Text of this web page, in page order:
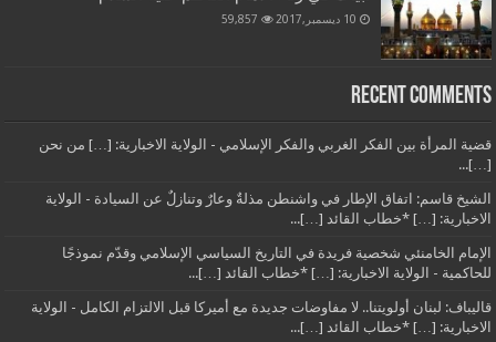
10 ديسمبر,2017 59,857
Recent Comments
قضية المرأة بين الفكر الغربي والفكر الإسلامي - الولاية الاخبارية: […] من نحن
[…]...
الشيخ قاسم: اتفاق الإطار في واشنطن مذلةٌ وعارٌ وتنازلٌ عن السيادة - الولاية
الاخبارية: […] *خطاب القائد […]...
الإمام الخامنئي شخصية فريدة في التاريخ السياسي الإسلامي وقدّم نموذجًا
للحاكمية - الولاية الاخبارية: […] *خطاب القائد […]...
قاليباف: لبنان أولويتنا.. لا مفاوضات جديدة مع أميركا قبل الالتزام الكامل - الولاية
الاخبارية: […] *خطاب القائد […]...